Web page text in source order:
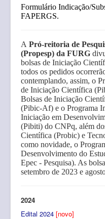
Formulário Indicação/
FAPERGS.
A Pró-reitoria de
(Propesp) da FURG
bolsas de Iniciação
todos os pedidos
contemplando, assim, o
de Iniciação Científica
Bolsas de Iniciação
(Pibic-Af) e o Programa
Iniciação em
(Pibiti) do CNPq, além
Científica (Probic) e
como novidade, o
Desenvolvimento do
Epec - Pesquisa). As
setembro de 2023 e
2024
Edital 2024 [novo]